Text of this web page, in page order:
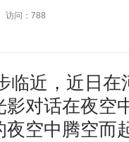
访问：788
临近，近日在
影对话在夜空
空中腾空而